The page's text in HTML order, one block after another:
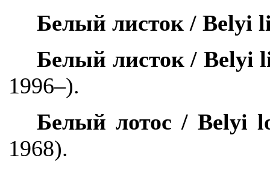
Белый листок /Belyi
Белый листок / Belyi
1996–).
Белый лотос / Belyi
1968).